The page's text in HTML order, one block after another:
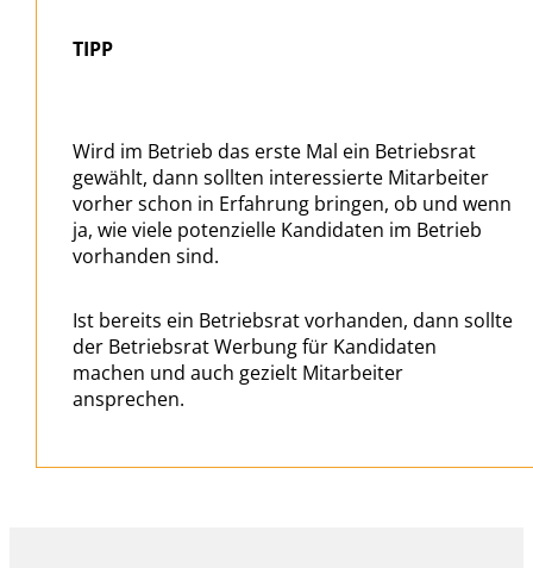
TIPP
Wird im Betrieb das erste Mal ein Betriebsrat
gewählt, dann sollten interessierte Mitarbeiter
vorher schon in Erfahrung bringen, ob und wenn
ja, wie viele potenzielle Kandidaten im Betrieb
vorhanden sind.
Ist bereits ein Betriebsrat vorhanden, dann sollte
der Betriebsrat Werbung für Kandidaten
machen und auch gezielt Mitarbeiter
ansprechen.